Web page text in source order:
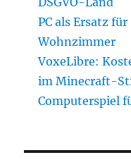
PC als Ersatz
Wohnzimmer
VoxeLibre:
im Minecraft-
Computerspiel